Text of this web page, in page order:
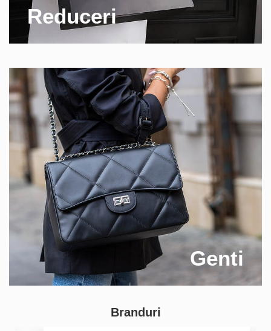
Reduceri
Genti
Branduri